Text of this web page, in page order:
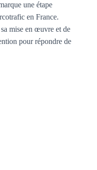
une étape
en France.
mise en œuvre et de
pour répondre de